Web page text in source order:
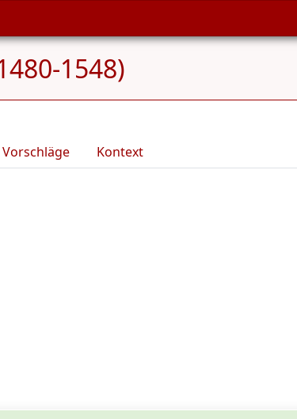
1548)
Vorschläge Kontext